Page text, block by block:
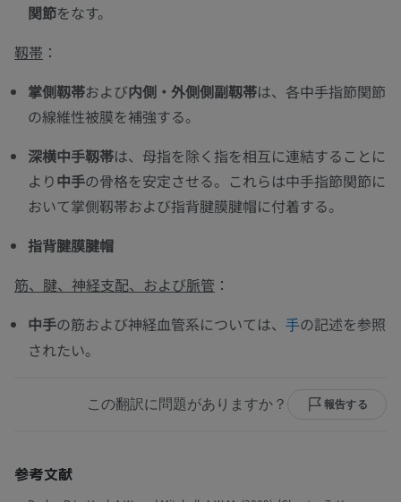
関節をなす。
靱帯 ：
掌側靱帯および内側・外側側副靱帯は、各中手指節関節
の線維性被膜を補強する。
深横中手靱帯は、母指を除く指を相互に連結することに
より中手の骨格を安定させる。これらは中手指節関節に
おいて掌側靱帯および指背腱膜腱帽に付着する。
指背腱膜腱帽
筋、腱、神経支配、および脈管 ：
中手の筋および神経血管系については、 手の記述を参照
されたい。
この翻訳に問題がありますか？ 報告する
参考文献